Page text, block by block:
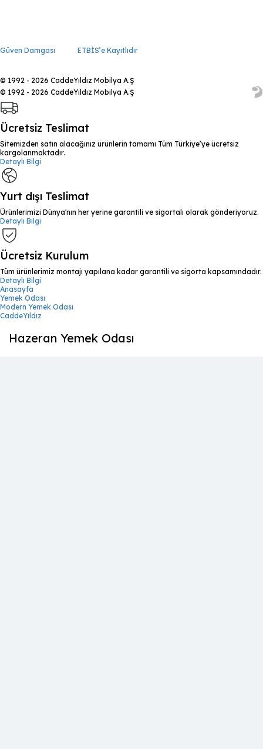
Güven Damgası ETBİS’e Kayıtlıdır
© 1992 - 2026 CaddeYıldız Mobilya A.Ş
© 1992 - 2026 CaddeYıldız Mobilya A.Ş
Ücretsiz Teslimat
Sitemizden satın alacağınız ürünlerin tamamı Tüm Türkiye’ye ücretsiz
kargolanmaktadır.
Detaylı Bilgi
Yurt dışı Teslimat
Ürünlerimizi Dünya'nın her yerine garantili ve sigortalı olarak gönderiyoruz.
Detaylı Bilgi
Ücretsiz Kurulum
Tüm ürünlerimiz montajı yapılana kadar garantili ve sigorta kapsamındadır.
Detaylı Bilgi
Anasayfa
Yemek Odası
Modern Yemek Odası
CaddeYıldız
Hazeran Yemek Odası